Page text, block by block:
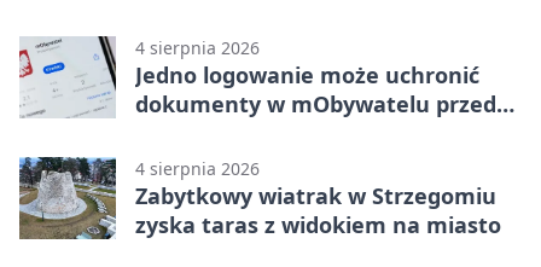
4 sierpnia 2026
Jedno logowanie może uchronić
dokumenty w mObywatelu przed
4 sierpnia 2026
Zabytkowy wiatrak w Strzegomiu
zyska taras z widokiem na miasto